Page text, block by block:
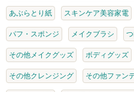
あぶらとり紙 スキンケア美容家電
パフ・スポンジ メイクブラシ
その他メイクグッズ ボディグッズ
その他クレンジング その他ファン